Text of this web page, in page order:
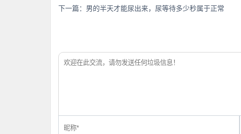
下一篇： 男的半天才能尿出来，尿等待多少秒属于正常